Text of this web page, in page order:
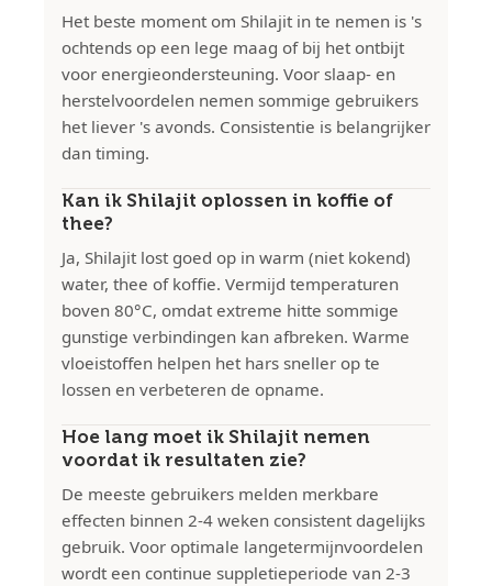
Het beste moment om Shilajit in te nemen is 's
ochtends op een lege maag of bij het ontbijt
voor energieondersteuning. Voor slaap- en
herstelvoordelen nemen sommige gebruikers
het liever 's avonds. Consistentie is belangrijker
dan timing.
Kan ik Shilajit oplossen in koffie of
thee?
Ja, Shilajit lost goed op in warm (niet kokend)
water, thee of koffie. Vermijd temperaturen
boven 80°C, omdat extreme hitte sommige
gunstige verbindingen kan afbreken. Warme
vloeistoffen helpen het hars sneller op te
lossen en verbeteren de opname.
Hoe lang moet ik Shilajit nemen
voordat ik resultaten zie?
De meeste gebruikers melden merkbare
effecten binnen 2-4 weken consistent dagelijks
gebruik. Voor optimale langetermijnvoordelen
wordt een continue suppletieperiode van 2-3